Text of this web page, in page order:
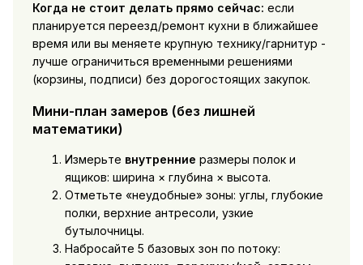
Когда не стоит делать прямо сейчас: если
планируется переезд/ремонт кухни в ближайшее
время или вы меняете крупную технику/гарнитур -
лучше ограничиться временными решениями
(корзины, подписи) без дорогостоящих закупок.
Мини-план замеров (без лишней
математики)
Измерьте внутренние размеры полок и
ящиков: ширина × глубина × высота.
Отметьте «неудобные» зоны: углы, глубокие
полки, верхние антресоли, узкие
бутылочницы.
Набросайте 5 базовых зон по потоку: